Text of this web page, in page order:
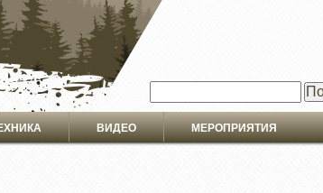
ВИДЕО МЕРОПРИЯТИЯ